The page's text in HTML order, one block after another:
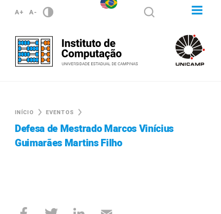
A+ A-
INÍCIO EVENTOS
Defesa de Mestrado Marcos Vinícius
Guimarães Martins Filho